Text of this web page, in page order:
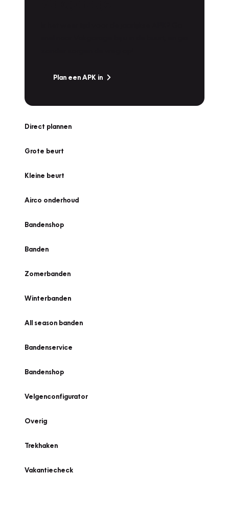
Plan een APK in
Direct plannen
Grote beurt
Kleine beurt
Airco onderhoud
Bandenshop
Banden
Zomerbanden
Winterbanden
All season banden
Bandenservice
Bandenshop
Velgenconfigurator
Overig
Trekhaken
Vakantiecheck